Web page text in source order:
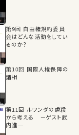
第9回 自由権規約委員
会はどんな活動をしてい
るのか？
第10回 国際人権保障の
諸相
第11回 ルワンダの虐殺
から考える －ゲスト武
内進一